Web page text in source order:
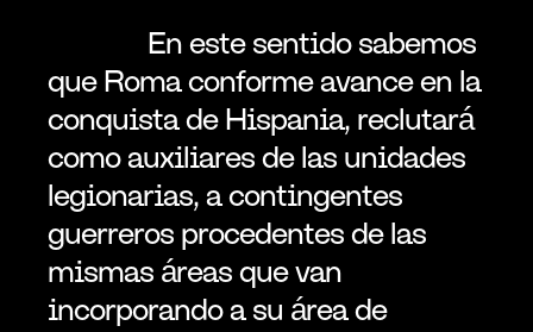
En este sentido sabemos
que Roma conforme avance en la
conquista de Hispania, reclutará
como auxiliares de las unidades
legionarias, a contingentes
guerreros procedentes de las
mismas áreas que van
incorporando a su área de